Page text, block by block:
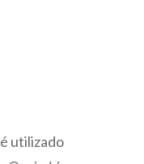
utilizado